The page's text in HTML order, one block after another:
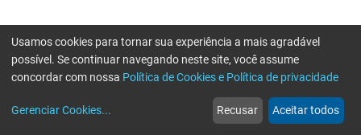
web
Notícias
more_horiz
Mais
Usamos cookies para tornar sua experiência a mais agradável
possível. Se continuar navegando neste site, você assume
concordar com nossa Política de Cookies e Política de privacidade
Gerenciar Cookies... Recusar Aceitar todos
Erro ao enviar informações, por favor tente novamente